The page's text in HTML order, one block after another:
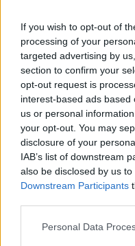
If you wish to opt-out of
processing of your
targeted advertising by
section to confirm your
opt-out request is
interest-based ads
us or personal
your opt-out. You may
disclosure of your
IAB’s list of downstream
also be disclosed by us
Downstream Participants
Please note that this
Personal Data
AUTORE
Susanna
Susanna
rievocazione
Bra,
valorizza la
collezione di
spettacoli
biografico.